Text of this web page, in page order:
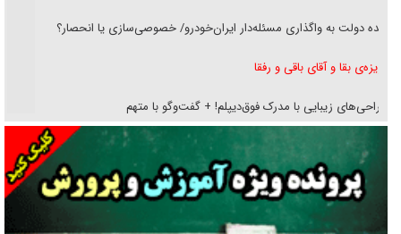
دنده دولت به واگذاری مسئله‌دار ایران‌خودرو/ خصوصی‌سازی یا انحصار؟
غریزه‌ی بقا و آقای باقی و رفقا
جراحی‌های زیبایی با مدرک فوق‌دیپلم! + گفت‌وگو با متهم
گفت‌وگو با همسر یکی از شهدای جنگ رمضان/ پیکر بی‌سر شهید را از
انگشت‌های پا شناسایی کردیم
نسلی که آنلاین الگو می‌گیرد